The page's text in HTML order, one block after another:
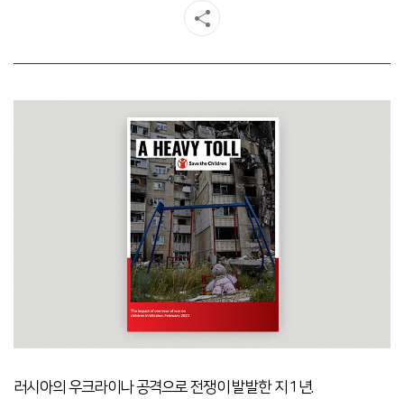
러시아의 우크라이나 공격으로 전쟁이 발발한 지 1년.